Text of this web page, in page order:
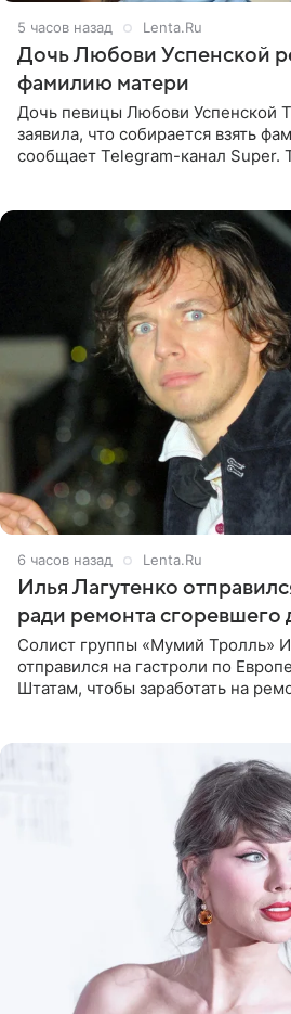
5 часов назад Lenta.Ru
Дочь Любови Успенской
фамилию матери
Дочь певицы Любови Успенской
заявила, что собирается взять
сообщает Telegram-канал Super.
6 часов назад Lenta.Ru
Илья Лагутенко
ради ремонта
Солист группы «Мумий Тролль»
отправился на гастроли по
Штатам, чтобы заработать на